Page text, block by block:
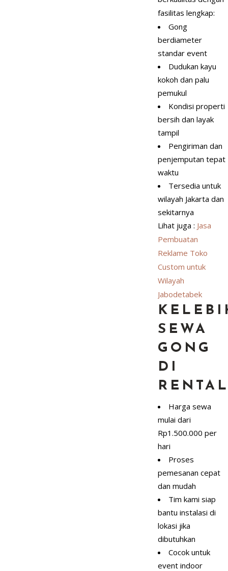
fasilitas lengkap:
Gong
berdiameter
standar event
Dudukan kayu
kokoh dan palu
pemukul
Kondisi properti
bersih dan layak
tampil
Pengiriman dan
penjemputan tepat
waktu
Tersedia untuk
wilayah Jakarta dan
sekitarnya
Lihat juga : Jasa
Pembuatan
Reklame Toko
Custom untuk
Wilayah
Jabodetabek
SEWA
GONG
DI
Harga sewa
mulai dari
Rp1.500.000 per
hari
Proses
pemesanan cepat
dan mudah
Tim kami siap
bantu instalasi di
lokasi jika
dibutuhkan
Cocok untuk
event indoor